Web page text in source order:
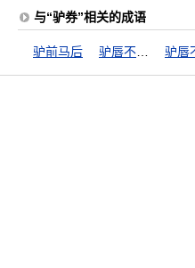
与“驴券”相关的成语
驴前马后